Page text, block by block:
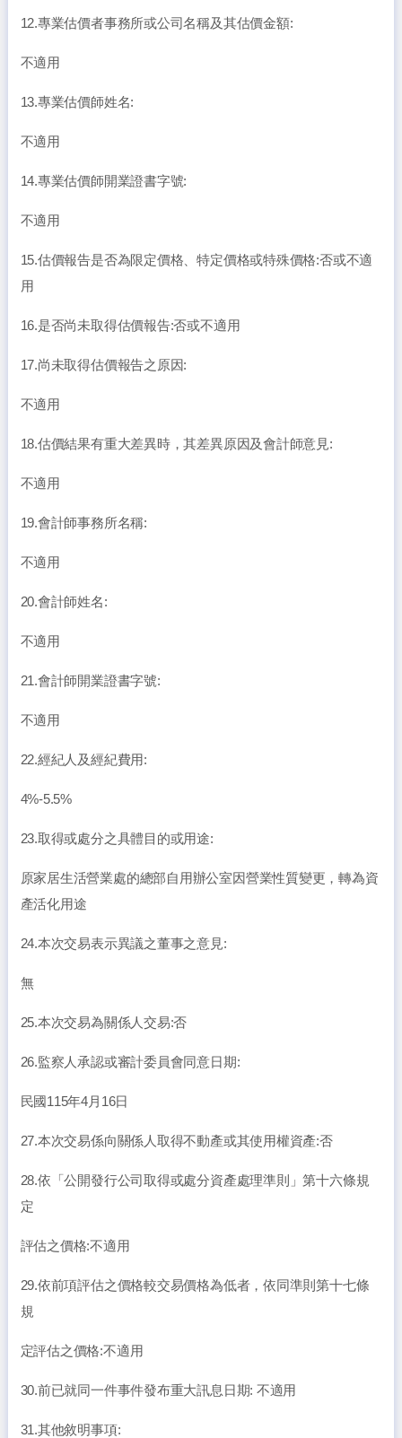
12.專業估價者事務所或公司名稱及其估價金額:
不適用
13.專業估價師姓名:
不適用
14.專業估價師開業證書字號:
不適用
15.估價報告是否為限定價格、特定價格或特殊價格:否或不適
用
16.是否尚未取得估價報告:否或不適用
17.尚未取得估價報告之原因:
不適用
18.估價結果有重大差異時，其差異原因及會計師意見:
不適用
19.會計師事務所名稱:
不適用
20.會計師姓名:
不適用
21.會計師開業證書字號:
不適用
22.經紀人及經紀費用:
4%-5.5%
23.取得或處分之具體目的或用途:
原家居生活營業處的總部自用辦公室因營業性質變更，轉為資
產活化用途
24.本次交易表示異議之董事之意見:
無
25.本次交易為關係人交易:否
26.監察人承認或審計委員會同意日期:
民國115年4月16日
27.本次交易係向關係人取得不動產或其使用權資產:否
28.依「公開發行公司取得或處分資產處理準則」第十六條規
定
評估之價格:不適用
29.依前項評估之價格較交易價格為低者，依同準則第十七條
規
定評估之價格:不適用
30.前已就同一件事件發布重大訊息日期: 不適用
31.其他敘明事項: